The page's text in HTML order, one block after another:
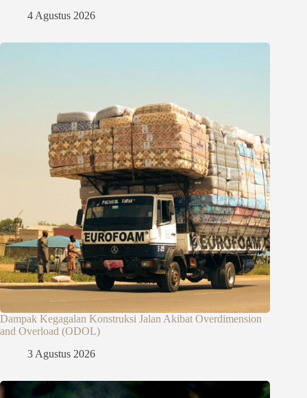
4 Agustus 2026
Dampak Kegagalan Konstruksi Jalan Akibat Overdimension
and Overload (ODOL)
3 Agustus 2026